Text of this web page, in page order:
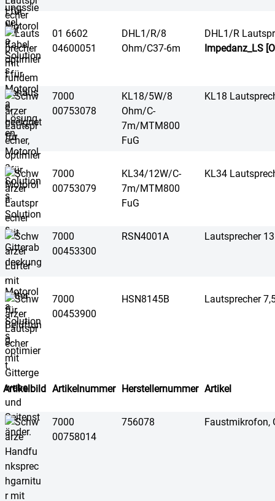
01 6602
04600051
DHL1/R/8
Ohm/C37-6m
DHL1/R
Impedanz_LS
7000
00753078
KL18/5W/8
Ohm/C-
7m/MTM800
FuG
KL18
7000
00753079
KL34/12W/C-
7m/MTM800
FuG
KL34
7000
00453300
RSN4001A Lautsprecher
7000
00453900
HSN8145B Lautsprecher
Artikelbild Artikelnummer Herstellernummer Artikel
7000
00758014
756078 Faustmikrofon,